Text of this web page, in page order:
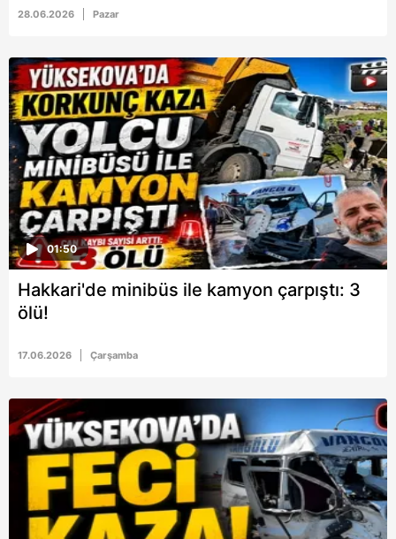
28.06.2026 Pazar
01:50
Hakkari'de minibüs ile kamyon çarpıştı: 3
ölü!
17.06.2026 Çarşamba